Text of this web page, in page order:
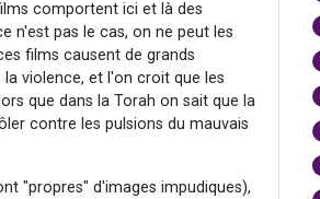
comportent ici et là des
n'est pas le cas, on ne peut les
films causent de grands
violence, et l'on croit que les
que dans la Torah on sait que la
contre les pulsions du mauvais
"propres" d'images impudiques),